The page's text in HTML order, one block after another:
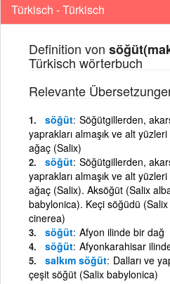
Türkisch - Türkisch
Definition von
Türkisch wörterbuch
Relevante
söğüt Söğütgillerden,
yaprakları almaşık ve alt
ağaç (Salix)
söğüt Söğütgillerden,
yaprakları almaşık ve alt
ağaç (Salix). Aksöğüt (Salix
babylonica). Keçi söğüdü
cinerea)
söğüt Afyon ilinde bir dağ
söğüt Afyonkarahisar
salkım söğüt Dalları ve
çeşit söğüt (Salix babylonica)